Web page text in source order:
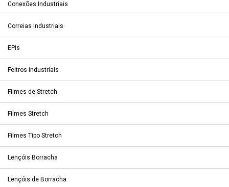
Conexões Industriais
Correias Industriais
EPIs
Feltros Industriais
Filmes de Stretch
Filmes Stretch
Filmes Tipo Stretch
Lençóis Borracha
Lençóis de Borracha